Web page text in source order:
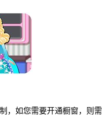
如您需要开通橱窗，则需